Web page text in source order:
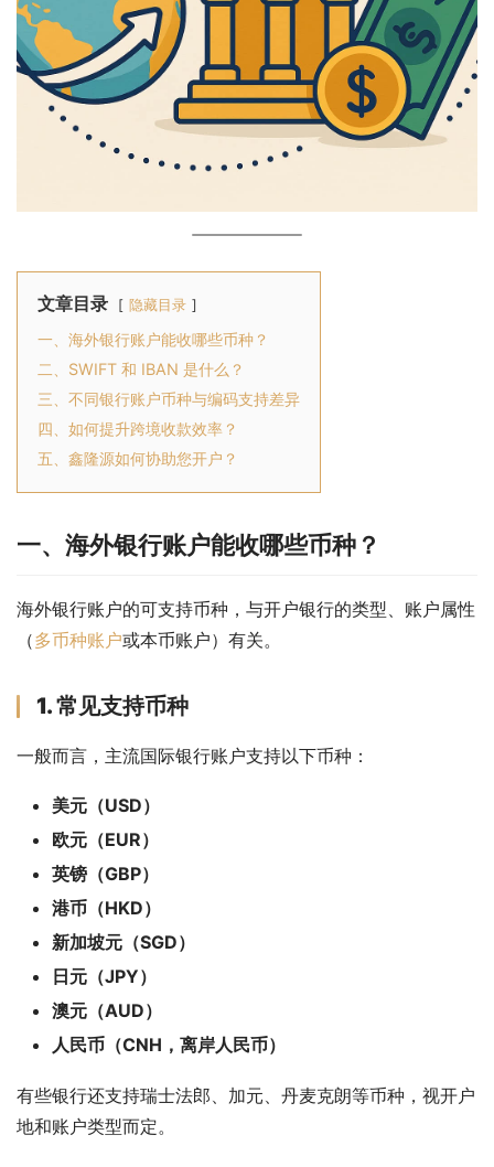
文章目录 隐藏目录
一、海外银行账户能收哪些币种？
二、SWIFT 和 IBAN 是什么？
三、不同银行账户币种与编码支持差异
四、如何提升跨境收款效率？
五、鑫隆源如何协助您开户？
一、海外银行账户能收哪些币种？
海外银行账户的可支持币种，与开户银行的类型、账户属性
（多币种账户或本币账户）有关。
1. 常见支持币种
一般而言，主流国际银行账户支持以下币种：
美元（USD）
欧元（EUR）
英镑（GBP）
港币（HKD）
新加坡元（SGD）
日元（JPY）
澳元（AUD）
人民币（CNH，离岸人民币）
有些银行还支持瑞士法郎、加元、丹麦克朗等币种，视开户
地和账户类型而定。